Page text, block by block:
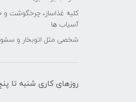
کلیه غذاساز، چرخگوشت و
آسیاب ها
شخصی مثل اتوبخار و
روزهای کاری شنبه تا